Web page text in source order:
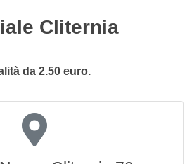
Cliternia
da 2.50 euro.